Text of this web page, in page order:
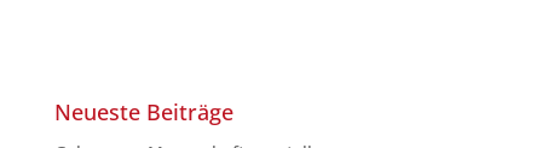
Neueste Beiträge